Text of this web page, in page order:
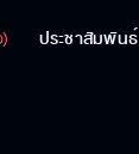
ประชาสัมพันธ์